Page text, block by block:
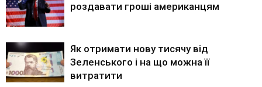
роздавати гроші американцям
Як отримати нову тисячу від
Зеленського і на що можна її
витратити